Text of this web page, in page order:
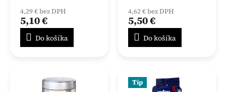
4,29 € bez DPH
5,10 €
Do košíka
4,62 € bez DPH
5,50 €
Do košíka
Tip